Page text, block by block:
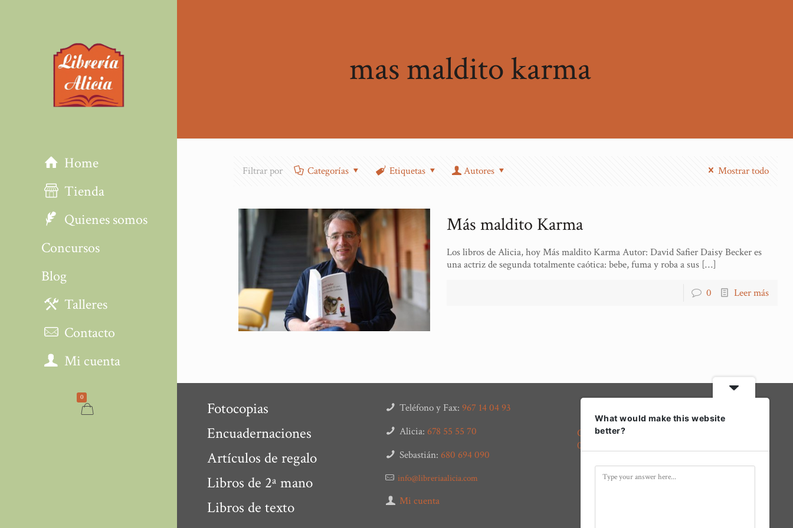
Home
Tienda
Quienes somos
Concursos
Blog
Talleres
Contacto
Mi cuenta
0
mas maldito karma
Filtrar por Categorías Etiquetas Autores Mostrar todo
Más maldito Karma
Los libros de Alicia, hoy Más maldito Karma Autor: David Safier Daisy Becker es
una actriz de segunda totalmente caótica: bebe, fuma y roba a sus […]
0 Leer más
Fotocopias
Encuadernaciones
Artículos de regalo
Libros de 2ª mano
Libros de texto
Teléfono y Fax:967 14 04 93
Alicia:678 55 55 70
Sebastián:680 694 090
info@libreriaalicia.com
Mi cuenta
Calle Arcipreste Gutiérrez, 7
02600 Villarrobledo, Albacete
Síguenos en redes sociales
What would make this website
better?